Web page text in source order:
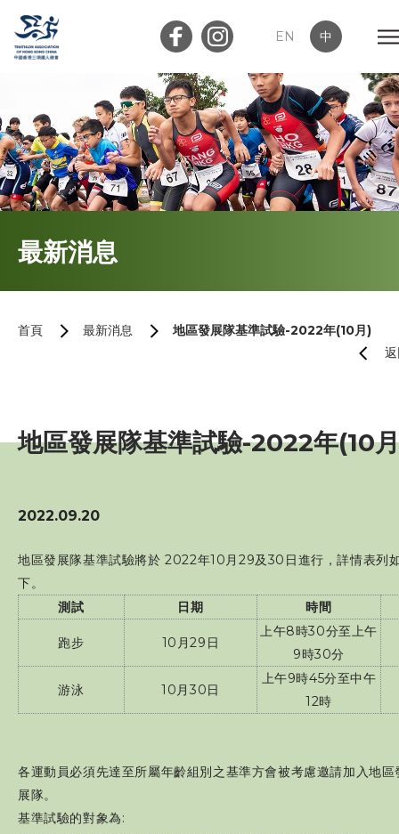
EN 中
會員登入 屬會登入
首頁
贊助商 / 宣傳
最新消息
首頁 最新消息
地區發展隊基準試驗-2022年(10月)
地區發展隊基準試驗-2022年(10
2022.09.20
地區發展隊基準試驗將於 2022年10月29及30日進行，詳情表列
下。
測試
日期 時間
跑步 10月29日
上午8時30分至上午
9時30分
游泳 10月30日
上午9時45分至中午
12時
各運動員必須先達至所屬年齡組別之基準方會被考慮邀請加入地區
展隊。
基準試驗的對象為: